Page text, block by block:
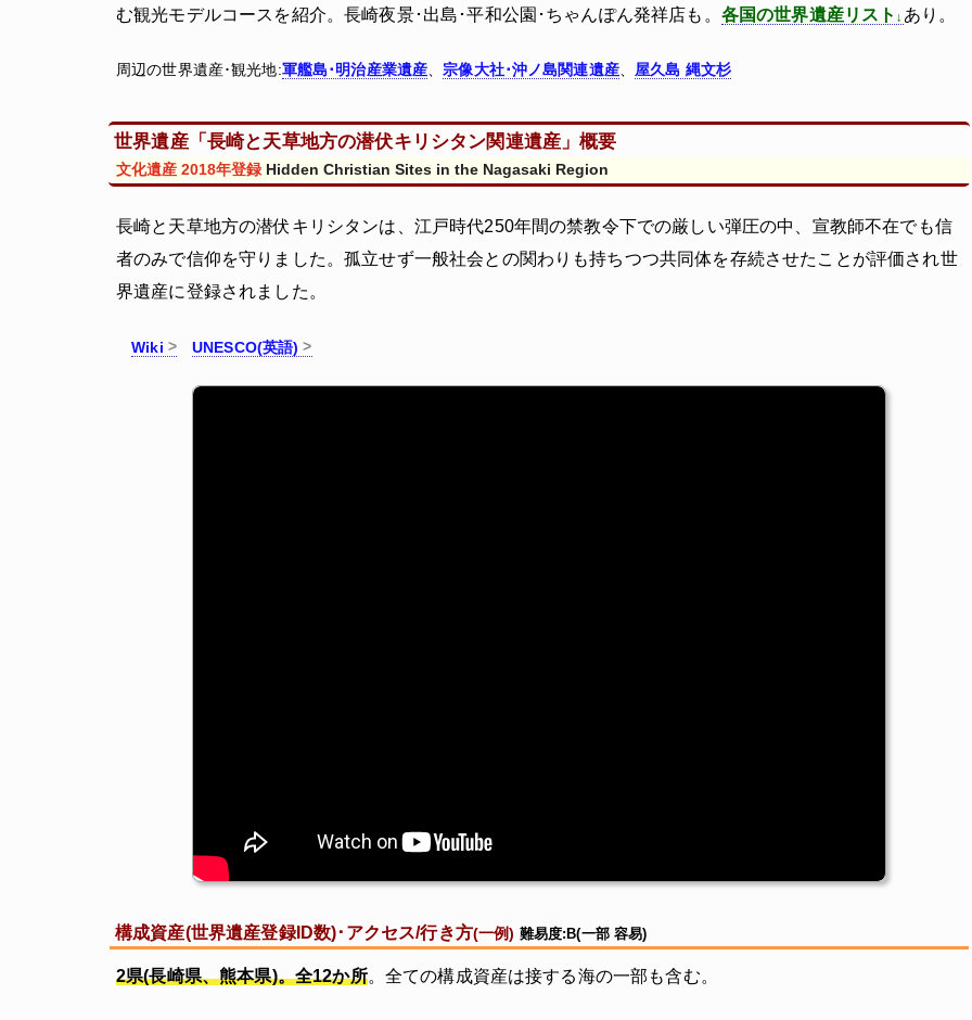
む観光モデルコースを紹介。長崎夜景･出島･平和公園･ちゃんぽん発祥店も。 各国の世界遺産リスト あり。
周辺の世界遺産･観光地:軍艦島･明治産業遺産 宗像大社･沖ノ島関連遺産、 屋久島 縄文杉
世界遺産「長崎と天草地方の潜伏キリシタン関連遺産」概要
文化遺産 2018年登録 Hidden Christian Sites in the Nagasaki Region
長崎と天草地方の潜伏キリシタンは、江戸時代250年間の禁教令下での厳しい弾圧の中、宣教師不在でも信
者のみで信仰を守りました。孤立せず一般社会との関わりも持ちつつ共同体を存続させたことが評価され世
界遺産に登録されました。
Wiki UNESCO(英語)
構成資産(世界遺産登録ID数)･アクセス/行き方(一例) 難易度:B(一部 容易)
2県(長崎県、熊本県)。全12か所。全ての構成資産は接する海の一部も含む。